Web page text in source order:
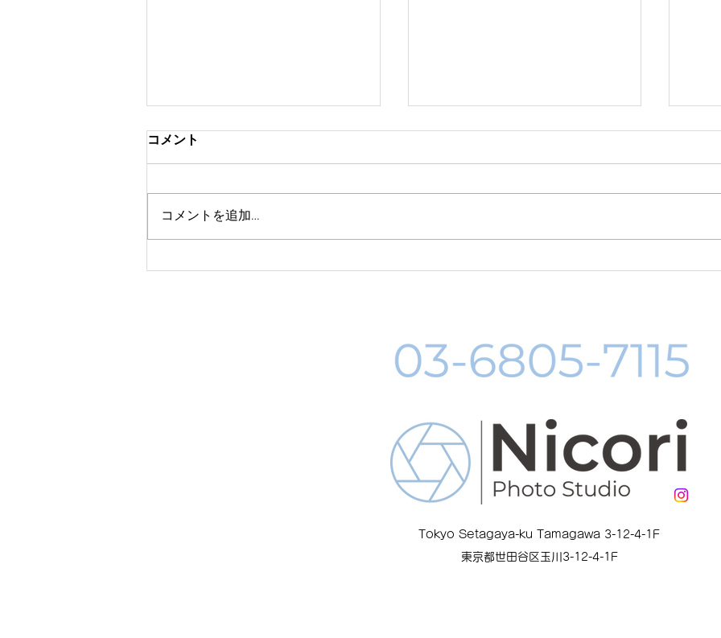
9月のイベント！ワンコイン
8月19日-23日 世界写真の日
８
コメント
コメントを追加…
Tokyo Setagaya-ku Tamagawa 3-12-4-1F
東京都世田谷区玉川3-12-4-1F